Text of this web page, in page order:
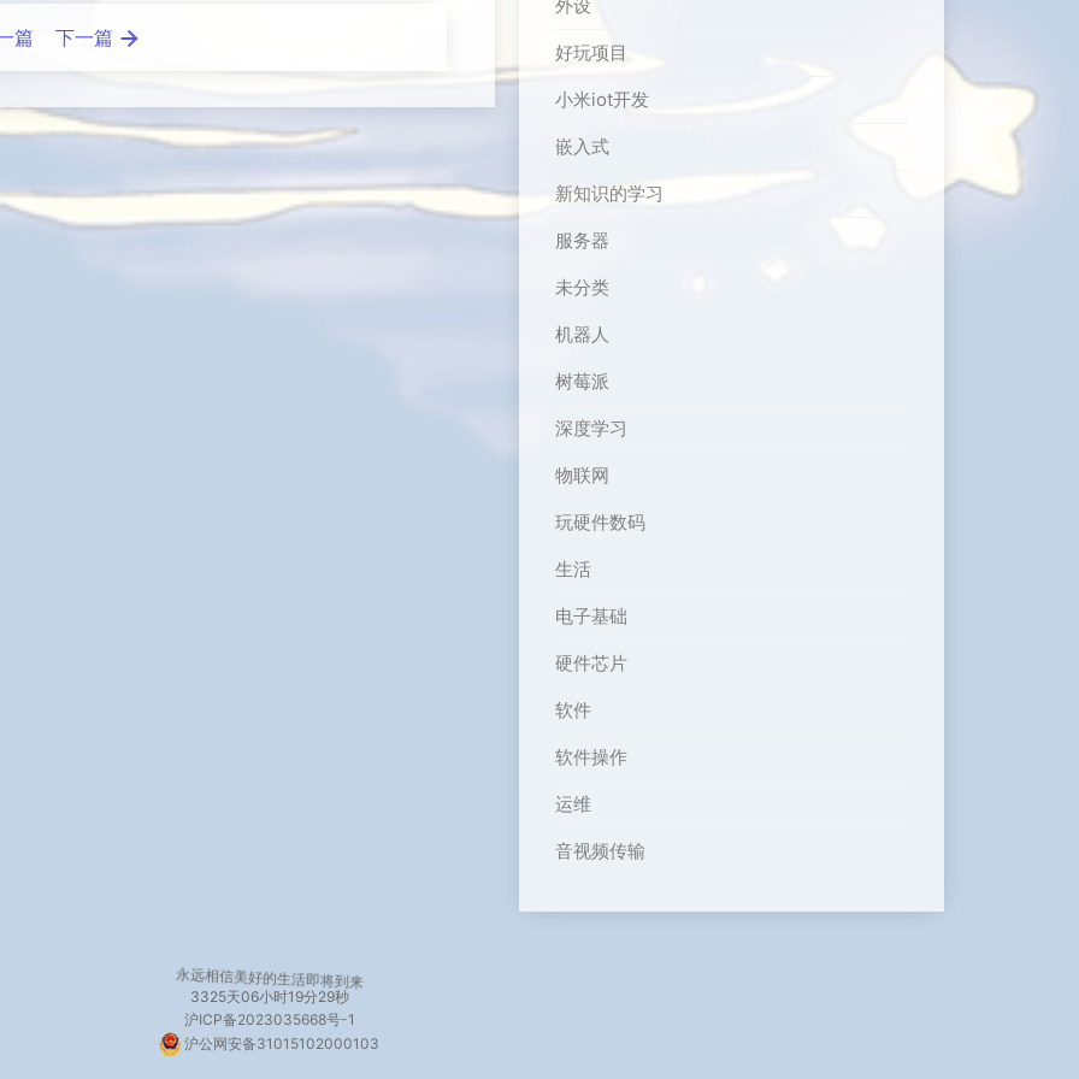
篇 下一篇
外设
好玩项目
小米iot开发
嵌入式
新知识的学习
服务器
未分类
机器人
树莓派
深度学习
物联网
玩硬件数码
生活
电子基础
硬件芯片
软件
软件操作
运维
音视频传输
永远相信美好的生活即将到来
3325天06小时19分30秒
沪ICP备2023035668号-1
沪公网安备31015102000103